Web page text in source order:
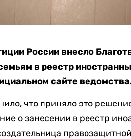
России внесло
в реестр
сайте
что приняло это
о занесении в реестр